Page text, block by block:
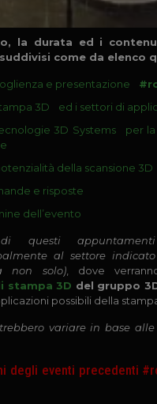
la durata ed i
come da elenco
e presentazione
3D ed i settori di
3D Systems per la
della scansione 3D
e risposte
dell’evento
questi appuntamenti
al settore
non solo), dove
stampa 3D del gruppo
possibili della
variare in base alle
degli eventi precedenti